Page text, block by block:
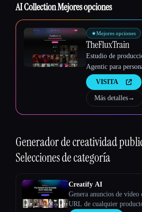
AI Collection Mejores opciones
★Mejores opciones
TheFluxTrain
Estudio de
Agentic para
trabajo y vídeos
VISITA
Más detalles→
Generador de creatividad
Selecciones de categoría
Creatify AI
Genera anuncios de
URL de cualquier